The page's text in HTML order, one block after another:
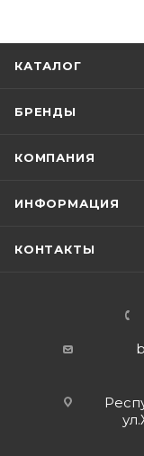
КАТАЛОГ
БРЕНДЫ
КОМПАНИЯ
ИНФОРМАЦИЯ
КОНТАКТЫ